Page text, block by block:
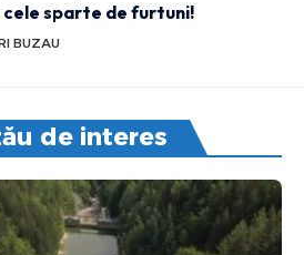
cele sparte de furtuni!
BUZAU
de interes